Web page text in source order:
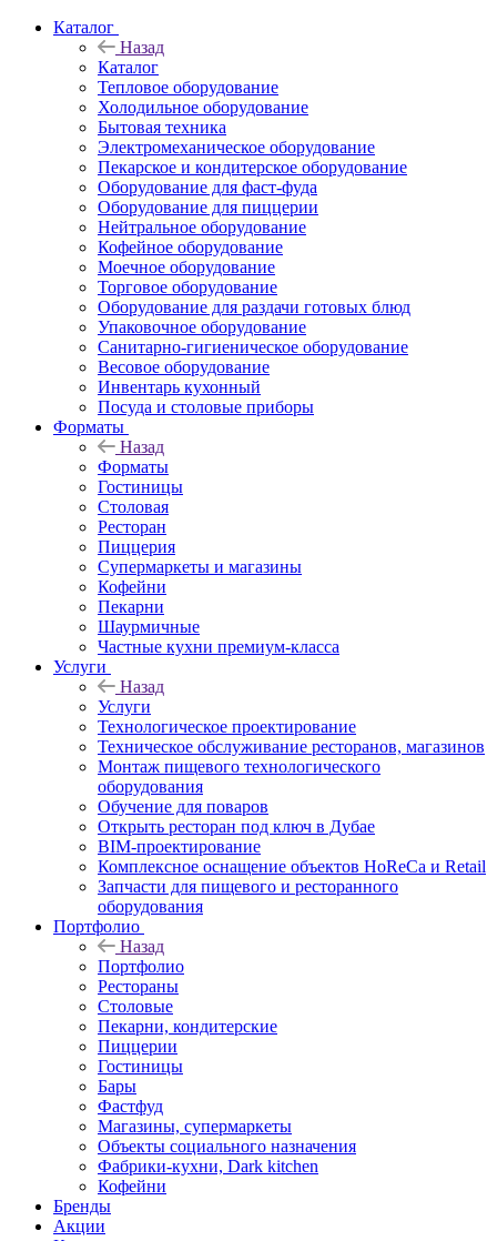
Каталог
Назад
Каталог
Тепловое оборудование
Холодильное оборудование
Бытовая техника
Электромеханическое оборудование
Пекарское и кондитерское оборудование
Оборудование для фаст-фуда
Оборудование для пиццерии
Нейтральное оборудование
Кофейное оборудование
Моечное оборудование
Торговое оборудование
Оборудование для раздачи готовых блюд
Упаковочное оборудование
Санитарно-гигиеническое оборудование
Весовое оборудование
Инвентарь кухонный
Посуда и столовые приборы
Форматы
Назад
Форматы
Гостиницы
Столовая
Ресторан
Пиццерия
Супермаркеты и магазины
Кофейни
Пекарни
Шаурмичные
Частные кухни премиум-класса
Услуги
Назад
Услуги
Технологическое проектирование
Техническое обслуживание ресторанов, магазинов
Монтаж пищевого технологического
оборудования
Обучение для поваров
Открыть ресторан под ключ в Дубае
BIM-проектирование
Комплексное оснащение объектов HoReCa и Retail
Запчасти для пищевого и ресторанного
оборудования
Портфолио
Назад
Портфолио
Рестораны
Столовые
Пекарни, кондитерские
Пиццерии
Гостиницы
Бары
Фастфуд
Магазины, супермаркеты
Объекты социального назначения
Фабрики-кухни, Dark kitchen
Кофейни
Бренды
Акции